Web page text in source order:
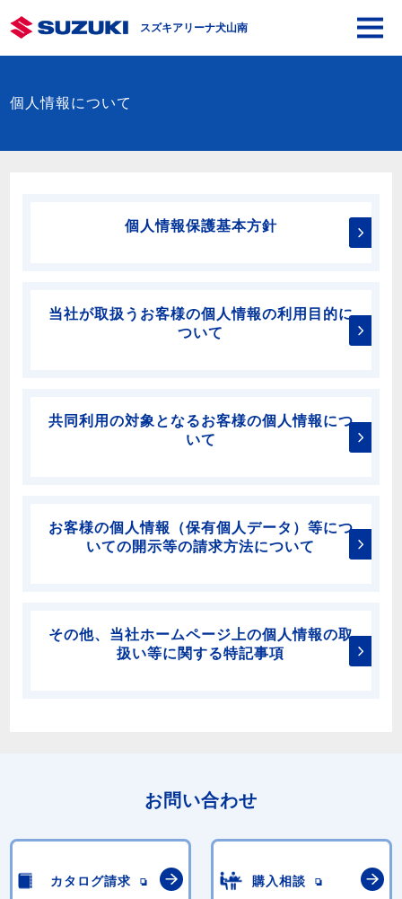
スズキアリーナ犬山南
個人情報について
個人情報保護基本方針
当社が取扱うお客様の個人情報の利用目的に
ついて
共同利用の対象となるお客様の個人情報につ
いて
お客様の個人情報（保有個人データ）等につ
いての開示等の請求方法について
その他、当社ホームページ上の個人情報の取
扱い等に関する特記事項
お問い合わせ
カタログ請求 購入相談